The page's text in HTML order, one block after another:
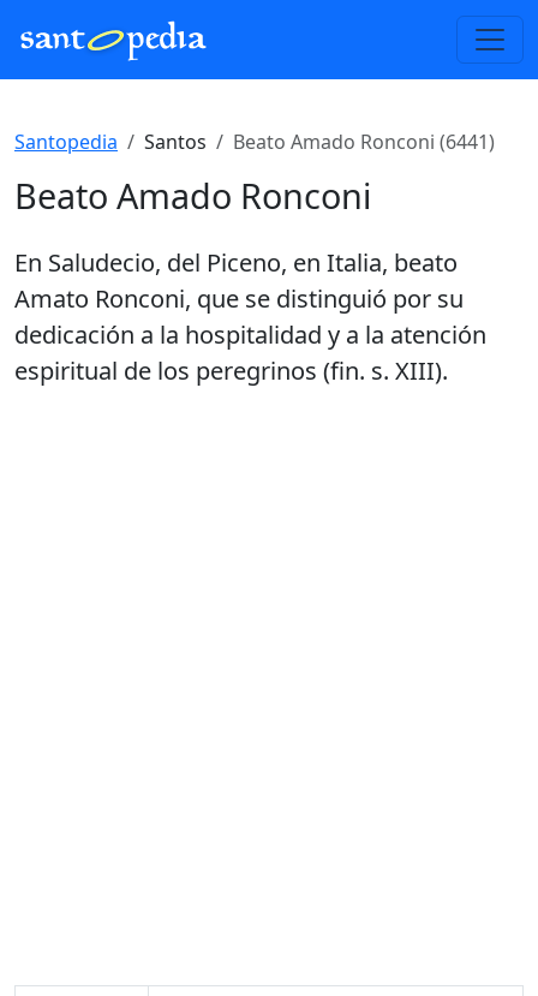
Santopedia Santos Beato Amado Ronconi (6441)
Beato Amado Ronconi
En Saludecio, del Piceno, en Italia, beato
Amato Ronconi, que se distinguió por su
dedicación a la hospitalidad y a la atención
espiritual de los peregrinos (fin. s. XIII).